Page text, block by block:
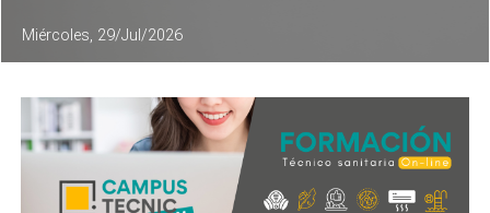
Miércoles, 29/Jul/2026